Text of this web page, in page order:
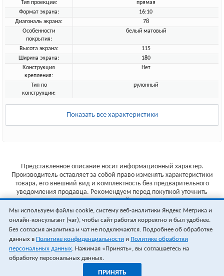
Тип проекции:
прямая
Формат экрана:
16:10
Диагональ экрана:
78
Особенности
покрытия:
белый матовый
Высота экрана:
115
Ширина экрана:
180
Конструкция
крепления:
Нет
Тип по
конструкции:
рулонный
Показать все характеристики
Представленное описание носит информационный характер.
Производитель оставляет за собой право изменять характеристики
товара, его внешний вид и комплектность без предварительного
уведомления продавца. Рекомендуем перед покупкой уточнить
характеристики товара на сайте производителя.
Указанные цены не являются публичной офертой (ст.435 ГК РФ).
Стоимость и наличие товара уточняйте у менеджера.
Мы используем файлы cookie, систему веб-аналитики Яндекс Метрика и
онлайн-консультант (чат), чтобы сайт работал корректно и был удобнее.
Без согласия аналитика и чат не подключаются. Подробнее об обработке
данных в Политике конфиденциальности и Политике обработки
персональных данных. Нажимая «Принять», вы соглашаетесь на
обработку персональных данных.
ПРИНЯТЬ